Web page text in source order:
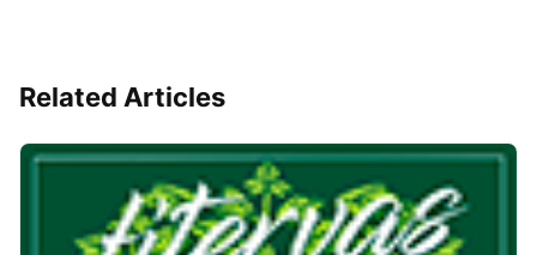
Related Articles